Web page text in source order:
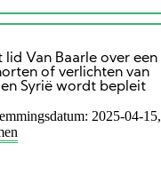
Van Baarle over een
of verlichten van
Syrië wordt bepleit
2025-04-15,